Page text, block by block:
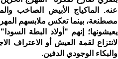
عنه. الماكياج الأبيض الصاخب
مصطنعة، بينما تعكس ملابسهم
يعيشونها؛ إنهم "أولاد البطة
لانتزاع لقمة العيش أو الاعتراف
والبكاء الوجودي الدفين.